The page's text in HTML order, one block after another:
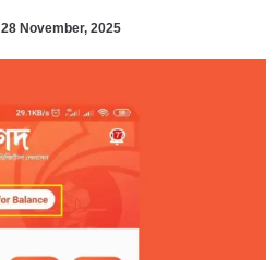
28 November, 2025